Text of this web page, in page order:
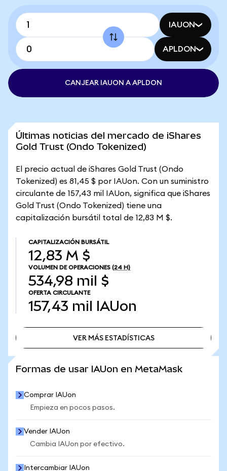
IAUON
APLDON
CANJEAR IAUON A APLDON
Últimas noticias del mercado de iShares
Gold Trust (Ondo Tokenized)
El precio actual de iShares Gold Trust (Ondo
Tokenized) es 81,45 $ por IAUon. Con un suministro
circulante de 157,43 mil IAUon, significa que iShares
Gold Trust (Ondo Tokenized) tiene una
capitalización bursátil total de 12,83 M $.
CAPITALIZACIÓN BURSÁTIL
12,83 M $
VOLUMEN DE OPERACIONES (24 H)
534,98 mil $
OFERTA CIRCULANTE
157,43 mil IAUon
VER MÁS ESTADÍSTICAS
Formas de usar IAUon en MetaMask
Comprar IAUon
Empieza en pocos pasos.
Vender IAUon
Cambia IAUon por efectivo.
Intercambiar IAUon